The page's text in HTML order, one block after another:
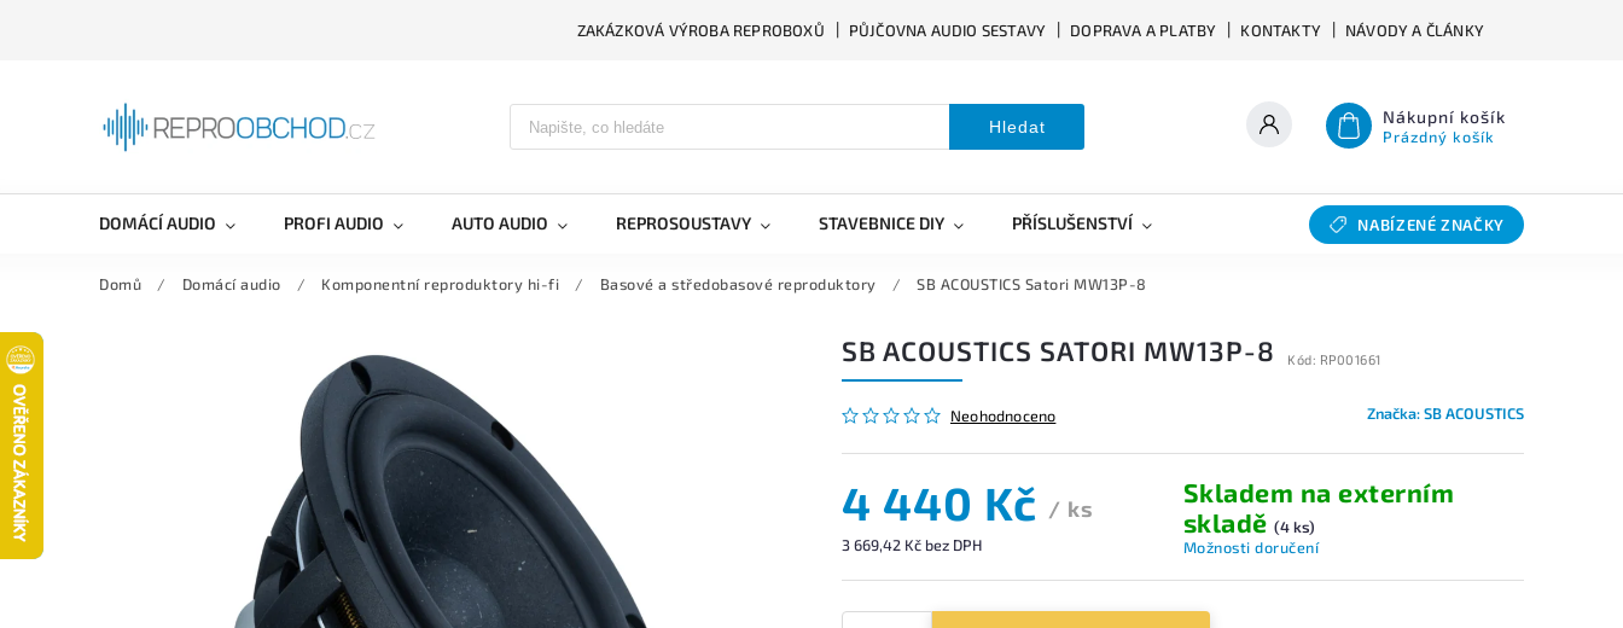
ZAKÁZKOVÁ VÝROBA REPROBOXŮ PŮJČOVNA AUDIO SESTAVY DOPRAVA A PLATBY KONTAKTY NÁVODY A ČLÁNKY
Hledat Nákupní košík
Prázdný košík
DOMÁCÍ AUDIO PROFI AUDIO AUTO AUDIO REPROSOUSTAVY STAVEBNICE DIY PŘÍSLUŠENSTVÍ SLEVY BAZAR
NABÍZENÉ ZNAČKY
Domů / Domácí audio / Komponentní reproduktory hi-fi / Basové a středobasové reproduktory / SB ACOUSTICS Satori MW13P-8
SB ACOUSTICS SATORI MW13P-8 Kód: RP001661
Neohodnoceno Značka:SB ACOUSTICS
4 440 Kč / ks
3 669,42 Kč bez DPH
Skladem na externím
skladě (4 ks)
Možnosti doručení